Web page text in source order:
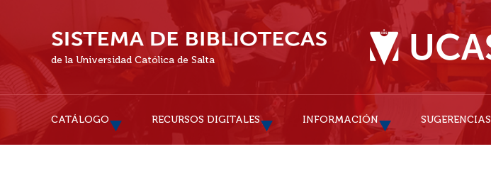
de la Universidad Católica de Salta
CATÁLOGO RECURSOS DIGITALES INFORMACIÓN SUGERENCIAS